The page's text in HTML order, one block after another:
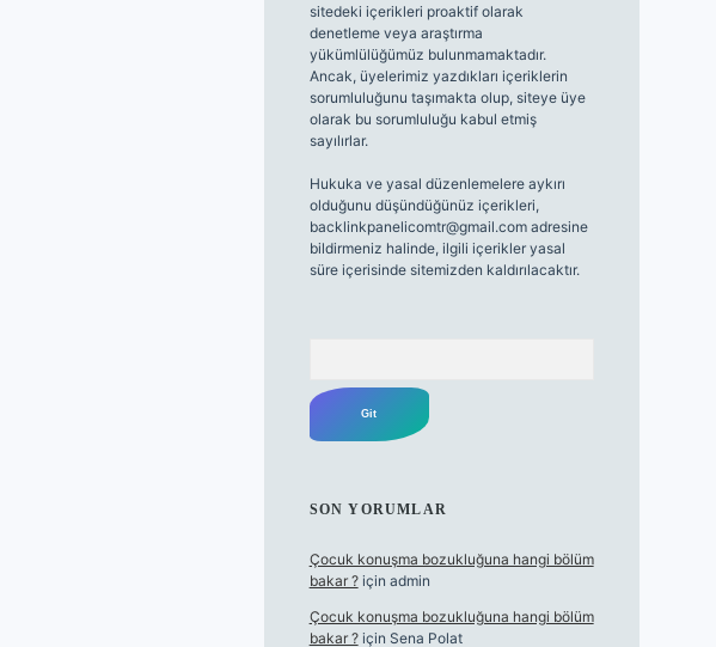
sitedeki içerikleri proaktif olarak
denetleme veya araştırma
yükümlülüğümüz bulunmamaktadır.
Ancak, üyelerimiz yazdıkları içeriklerin
sorumluluğunu taşımakta olup, siteye üye
olarak bu sorumluluğu kabul etmiş
sayılırlar.
Hukuka ve yasal düzenlemelere aykırı
olduğunu düşündüğünüz içerikleri,
backlinkpanelicomtr@gmail.comadresine
bildirmeniz halinde, ilgili içerikler yasal
süre içerisinde sitemizden kaldırılacaktır.
SON YORUMLAR
Çocuk konuşma bozukluğuna hangi bölüm
bakar ?için admin
Çocuk konuşma bozukluğuna hangi bölüm
bakar ?için Sena Polat